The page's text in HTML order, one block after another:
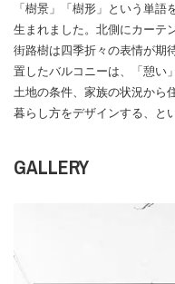
「樹景」「樹形」という単
生まれました。北側にカーテ
街路樹は四季折々の表情が期
置したバルコニーは、「憩い
土地の条件、家族の状況から
暮らし方をデザインする、と
GALLERY